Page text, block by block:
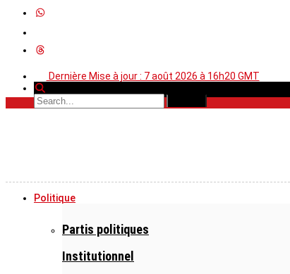
Dernière Mise à jour : 7 août 2026 à 16h20 GMT
Politique
Partis politiques
Institutionnel